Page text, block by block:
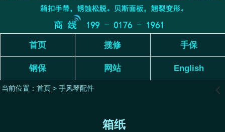
首页 揽修 手保
钢保 网站 English
当前位置： 首页> 手风琴配件 󰊒
箱纸